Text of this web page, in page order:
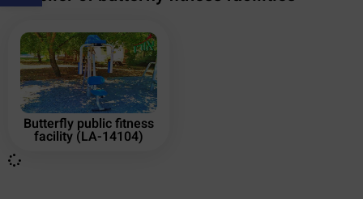
Butterfly public fitness
facility (LA-14104)